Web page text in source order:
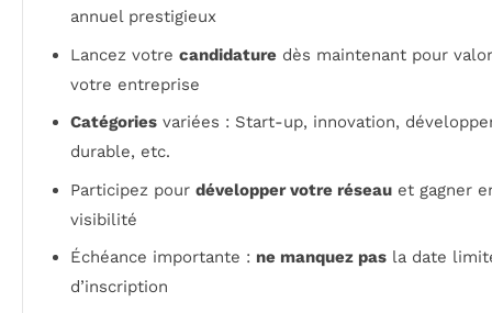
annuel prestigieux
Lancez votre candidature dès maintenant pour
votre entreprise
Catégories variées : Start-up, innovation,
durable, etc.
Participez pour développer votre réseau et gagner
visibilité
Échéance importante : ne manquez pas la date
d’inscription